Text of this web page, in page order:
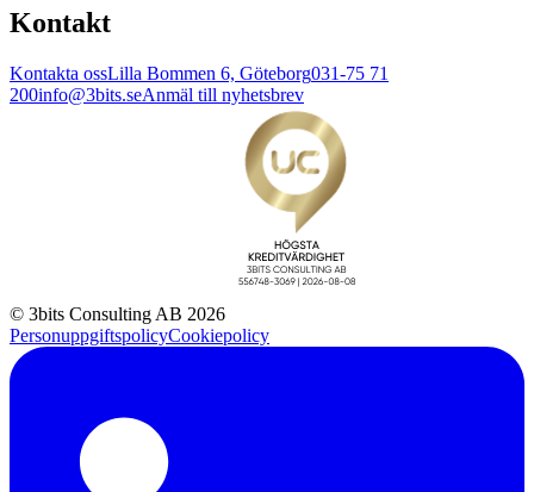
Kontakt
Kontakta ossLilla Bommen 6, Göteborg031-75 71
200info@3bits.seAnmäl till nyhetsbrev
© 3bits Consulting AB 2026
PersonuppgiftspolicyCookiepolicy